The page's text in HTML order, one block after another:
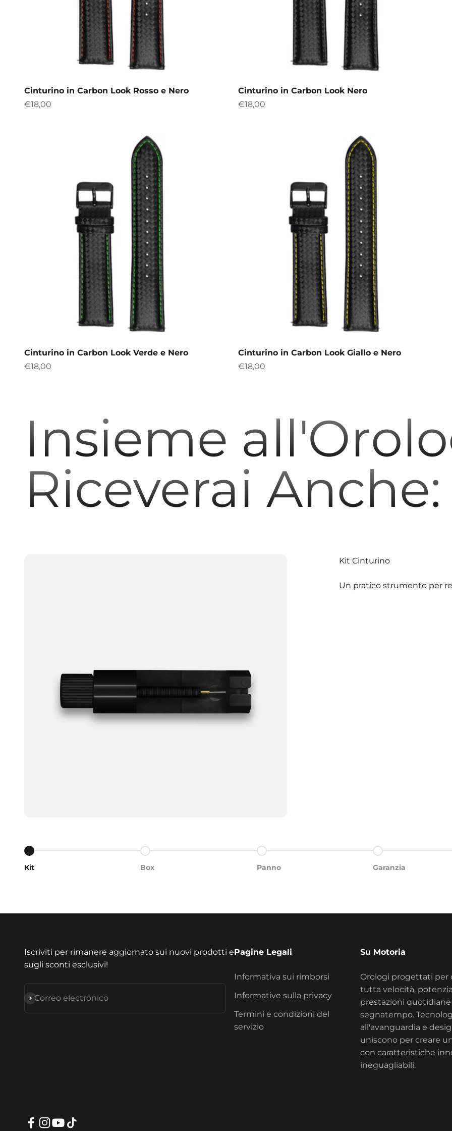
Cinturino in Carbon Look Rosso e Nero
Precio de oferta
€18,00
Cinturino in Carbon Look Nero
Precio de oferta
€18,00
Cinturino in Carbon Look Verde e Nero
Precio de oferta
€18,00
Cinturino in Carbon Look Giallo e Nero
Precio de oferta
€18,00
Insieme
Riceverai Anche:
Kit Cinturino
Un pratico strumento per
Ir al artículo 1
Kit
Ir al artículo 2
Box
Ir al artículo 3
Panno
Ir al artículo 4
Garanzia
Iscriviti per rimanere aggiornato sui nuovi prodotti e
sugli sconti esclusivi!
Correo electrónico
Suscribirse
Pagine Legali
Informativa sui rimborsi
Informative sulla privacy
Termini e condizioni del
servizio
Su Motoria
Orologi progettati per
tutta velocità,
prestazioni
segnatempo.
all'avanguardia e
uniscono per creare
con caratteristiche
ineguagliabili.